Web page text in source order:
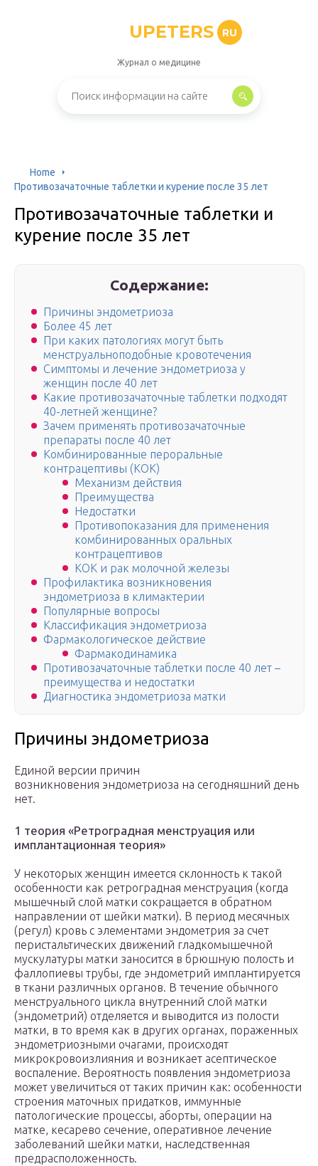
UPETERS RU
Журнал о медицине
Home
Противозачаточные таблетки и курение после 35 лет
Противозачаточные таблетки и
курение после 35 лет
Содержание:
Причины эндометриоза
Более 45 лет
При каких патологиях могут быть
менструальноподобные кровотечения
Симптомы и лечение эндометриоза у
женщин после 40 лет
Какие противозачаточные таблетки подходят
40-летней женщине?
Зачем применять противозачаточные
препараты после 40 лет
Комбинированные пероральные
контрацептивы (КОК)
Механизм действия
Преимущества
Недостатки
Противопоказания для применения
комбинированных оральных
контрацептивов
КОК и рак молочной железы
Профилактика возникновения
эндометриоза в климактерии
Популярные вопросы
Классификация эндометриоза
Фармакологическое действие
Фармакодинамика
Противозачаточные таблетки после 40 лет –
преимущества и недостатки
Диагностика эндометриоза матки
Причины эндометриоза
Единой версии причин
возникновения эндометриоза на сегодняшний день
нет.
1 теория «Ретроградная менструация или
имплантационная теория»
У некоторых женщин имеется склонность к такой
особенности как ретроградная менструация (когда
мышечный слой матки сокращается в обратном
направлении от шейки матки). В период месячных
(регул) кровь с элементами эндометрия за счет
перистальтических движений гладкомышечной
мускулатуры матки заносится в брюшную полость и
фаллопиевы трубы, где эндометрий имплантируется
в ткани различных органов. В течение обычного
менструального цикла внутренний слой матки
(эндометрий) отделяется и выводится из полости
матки, в то время как в других органах, пораженных
эндометриозными очагами, происходят
микрокровоизлияния и возникает асептическое
воспаление. Вероятность появления эндометриоза
может увеличиться от таких причин как: особенности
строения маточных придатков, иммунные
патологические процессы, аборты, операции на
матке, кесарево сечение, оперативное лечение
заболеваний шейки матки, наследственная
предрасположенность.